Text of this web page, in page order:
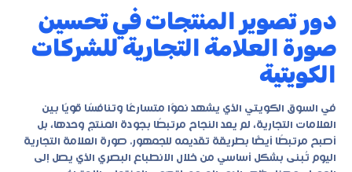
دور تصوير المنتجات في تحسين
صورة العلامة التجارية للشركات
الكويتية
في السوق الكويتي الذي يشهد نموًا متسارعًا وتنافسًا قويًا بين
العلامات التجارية، لم يعد النجاح مرتبطًا بجودة المنتج وحدها، بل
أصبح مرتبطًا أيضًا بطريقة تقديمه للجمهور. صورة العلامة التجارية
اليوم تُبنى بشكل أساسي من خلال الانطباع البصري الذي يصل إلى